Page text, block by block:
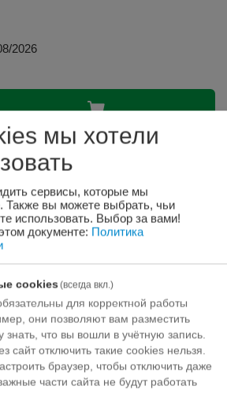
2026
Задать вопрос
HAIRBALL Если ваша
имеет тенденцию к образованию
ей могут быть полезны
способствующие выведению шерсти
формирование комков
Sterilized- это
мы хотели
сервисы, которые мы
Также вы можете выбрать, чьи
использовать. Выбор за вами!
документе: Политика
cookies(всегда вкл.)
для корректной работы
они позволяют вам разместить
знать, что вы вошли в учётную запись.
сайт отключить такие cookies нельзя.
браузер, чтобы отключить даже
части сайта не будут работать